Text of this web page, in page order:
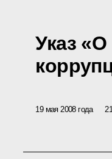
Указ
19 мая 2008 года